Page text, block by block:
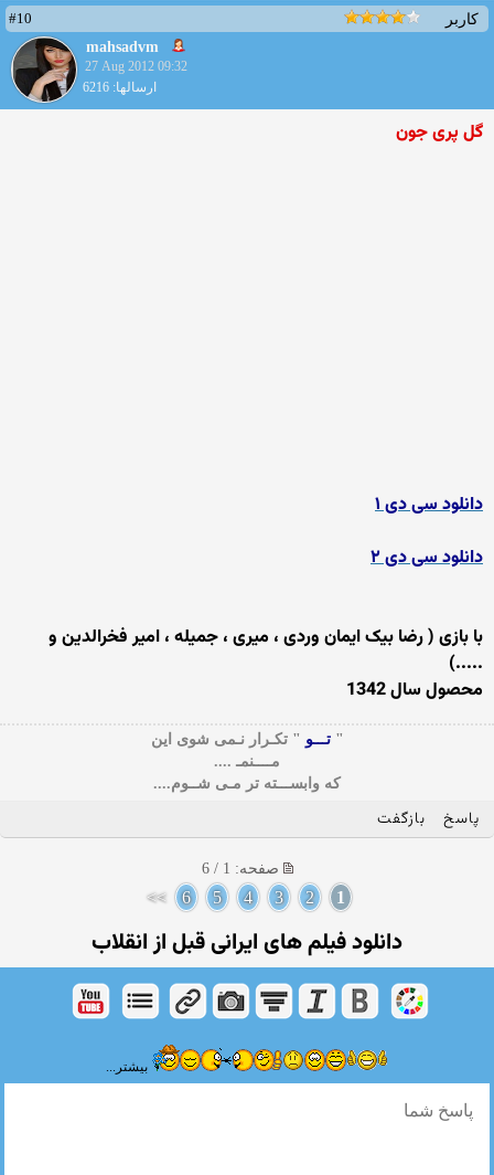
کاربر
#10
mahsadvm
27 Aug 2012 09:32
ارسالها: 6216
گل پری جون
دانلود سی دی ۱
دانلود سی دی ۲
با بازی ( رضا بیک ایمان وردی ، میری ، جمیله ، امیر فخرالدین و
.....)
محصول سال 1342
"تـــو " تکـرار نـمی شوی این
مــــنمـ ....
که وابســـته تر مـی شــوم....
پاسخ بازگفت
صفحه: 1 / 6
1
2
3
4
5
6
>>
دانلود فیلم های ایرانی قبل از انقلاب
بیشتر...